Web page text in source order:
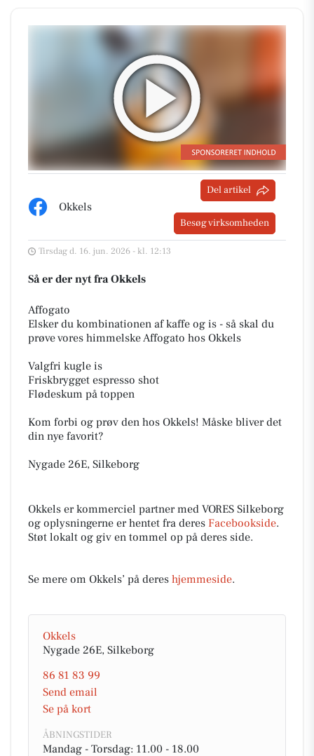
Okkels
Del artikel
Besøg virksomheden
Tirsdag d. 16. jun. 2026 - kl. 12:13
Så er der nyt fra Okkels
️Affogato️
Elsker du kombinationen af kaffe og is - så skal du
prøve vores himmelske Affogato hos Okkels
Valgfri kugle is
️Friskbrygget espresso shot
Flødeskum på toppen
Kom forbi og prøv den hos Okkels! Måske bliver det
din nye favorit?
Nygade 26E, Silkeborg
Okkels er kommerciel partner med VORES Silkeborg
og oplysningerne er hentet fra deres Facebookside.
Støt lokalt og giv en tommel op på deres side.
Se mere om Okkels’ på deres hjemmeside.
Okkels
Nygade 26E, Silkeborg
86 81 83 99
Send email
Se på kort
ÅBNINGSTIDER
Mandag - Torsdag: 11.00 - 18.00